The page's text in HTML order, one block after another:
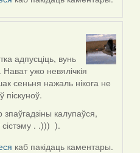
адпусціць, вунь
ужо невялічкія
сеньня нажаль нікога не
піскуноў.
калупаўся,
. .))) ).
каб пакідаць каментары.